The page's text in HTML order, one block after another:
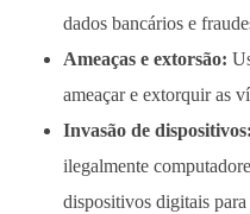
dados bancários e
Ameaças e extorsão:
ameaçar e extorquir as
Invasão de dispositivos:
ilegalmente
dispositivos digitais